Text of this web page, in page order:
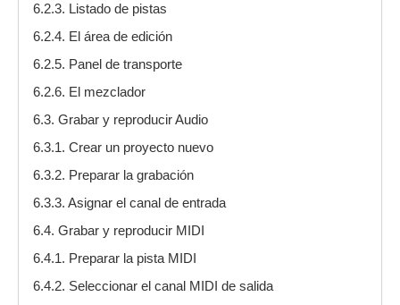
6.2.3. Listado de pistas
6.2.4. El área de edición
6.2.5. Panel de transporte
6.2.6. El mezclador
6.3. Grabar y reproducir Audio
6.3.1. Crear un proyecto nuevo
6.3.2. Preparar la grabación
6.3.3. Asignar el canal de entrada
6.4. Grabar y reproducir MIDI
6.4.1. Preparar la pista MIDI
6.4.2. Seleccionar el canal MIDI de salida